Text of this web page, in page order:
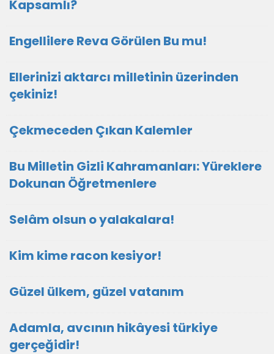
Kapsamlı?
Engellilere Reva Görülen Bu mu!
Ellerinizi aktarcı milletinin üzerinden
çekiniz!
Çekmeceden Çıkan Kalemler
Bu Milletin Gizli Kahramanları: Yüreklere
Dokunan Öğretmenlere
Selâm olsun o yalakalara!
Kim kime racon kesiyor!
Güzel ülkem, güzel vatanım
Adamla, avcının hikâyesi türkiye
gerçeğidir!